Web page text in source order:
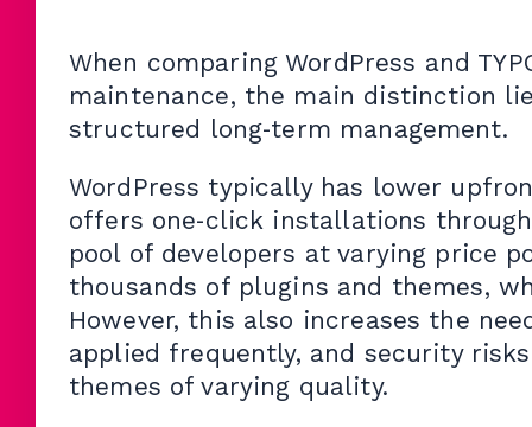
When comparing WordPress and
maintenance, the main distinction
structured long‑term management.
WordPress typically has lower
offers one‑click installations
pool of developers at varying price
thousands of plugins and themes,
However, this also increases the
applied frequently, and security
themes of varying quality.